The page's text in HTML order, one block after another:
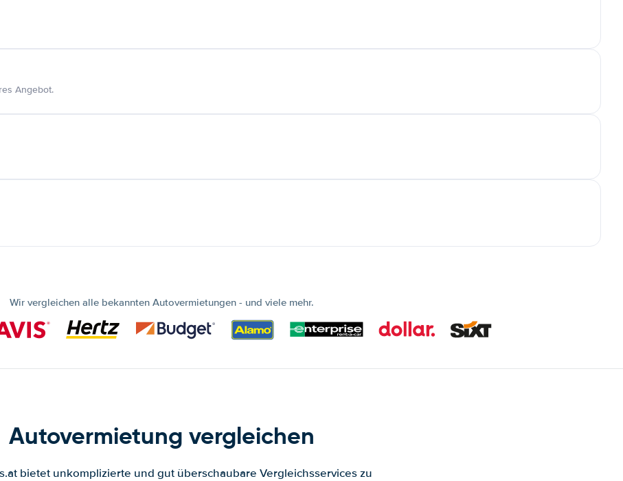
Angebot.
Wir vergleichen alle bekannten Autovermietungen - und viele mehr.
Autovermietung vergleichen
bietet unkomplizierte und gut überschaubare Vergleichsservices zu